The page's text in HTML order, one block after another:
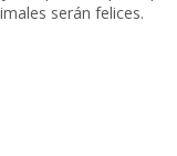
serán felices.